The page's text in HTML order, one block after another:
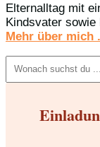
Elternalltag mit
Kindsvater
Mehr über mich
Suchen
nach: